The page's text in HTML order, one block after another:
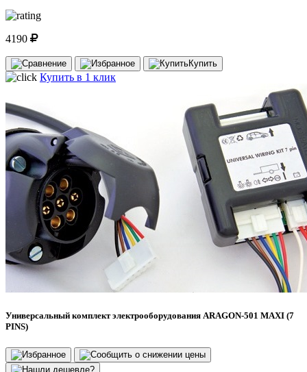
4190
Купить
Купить в 1 клик
Универсальный комплект электрооборудования ARAGON-501 MAXI (7
PINS)